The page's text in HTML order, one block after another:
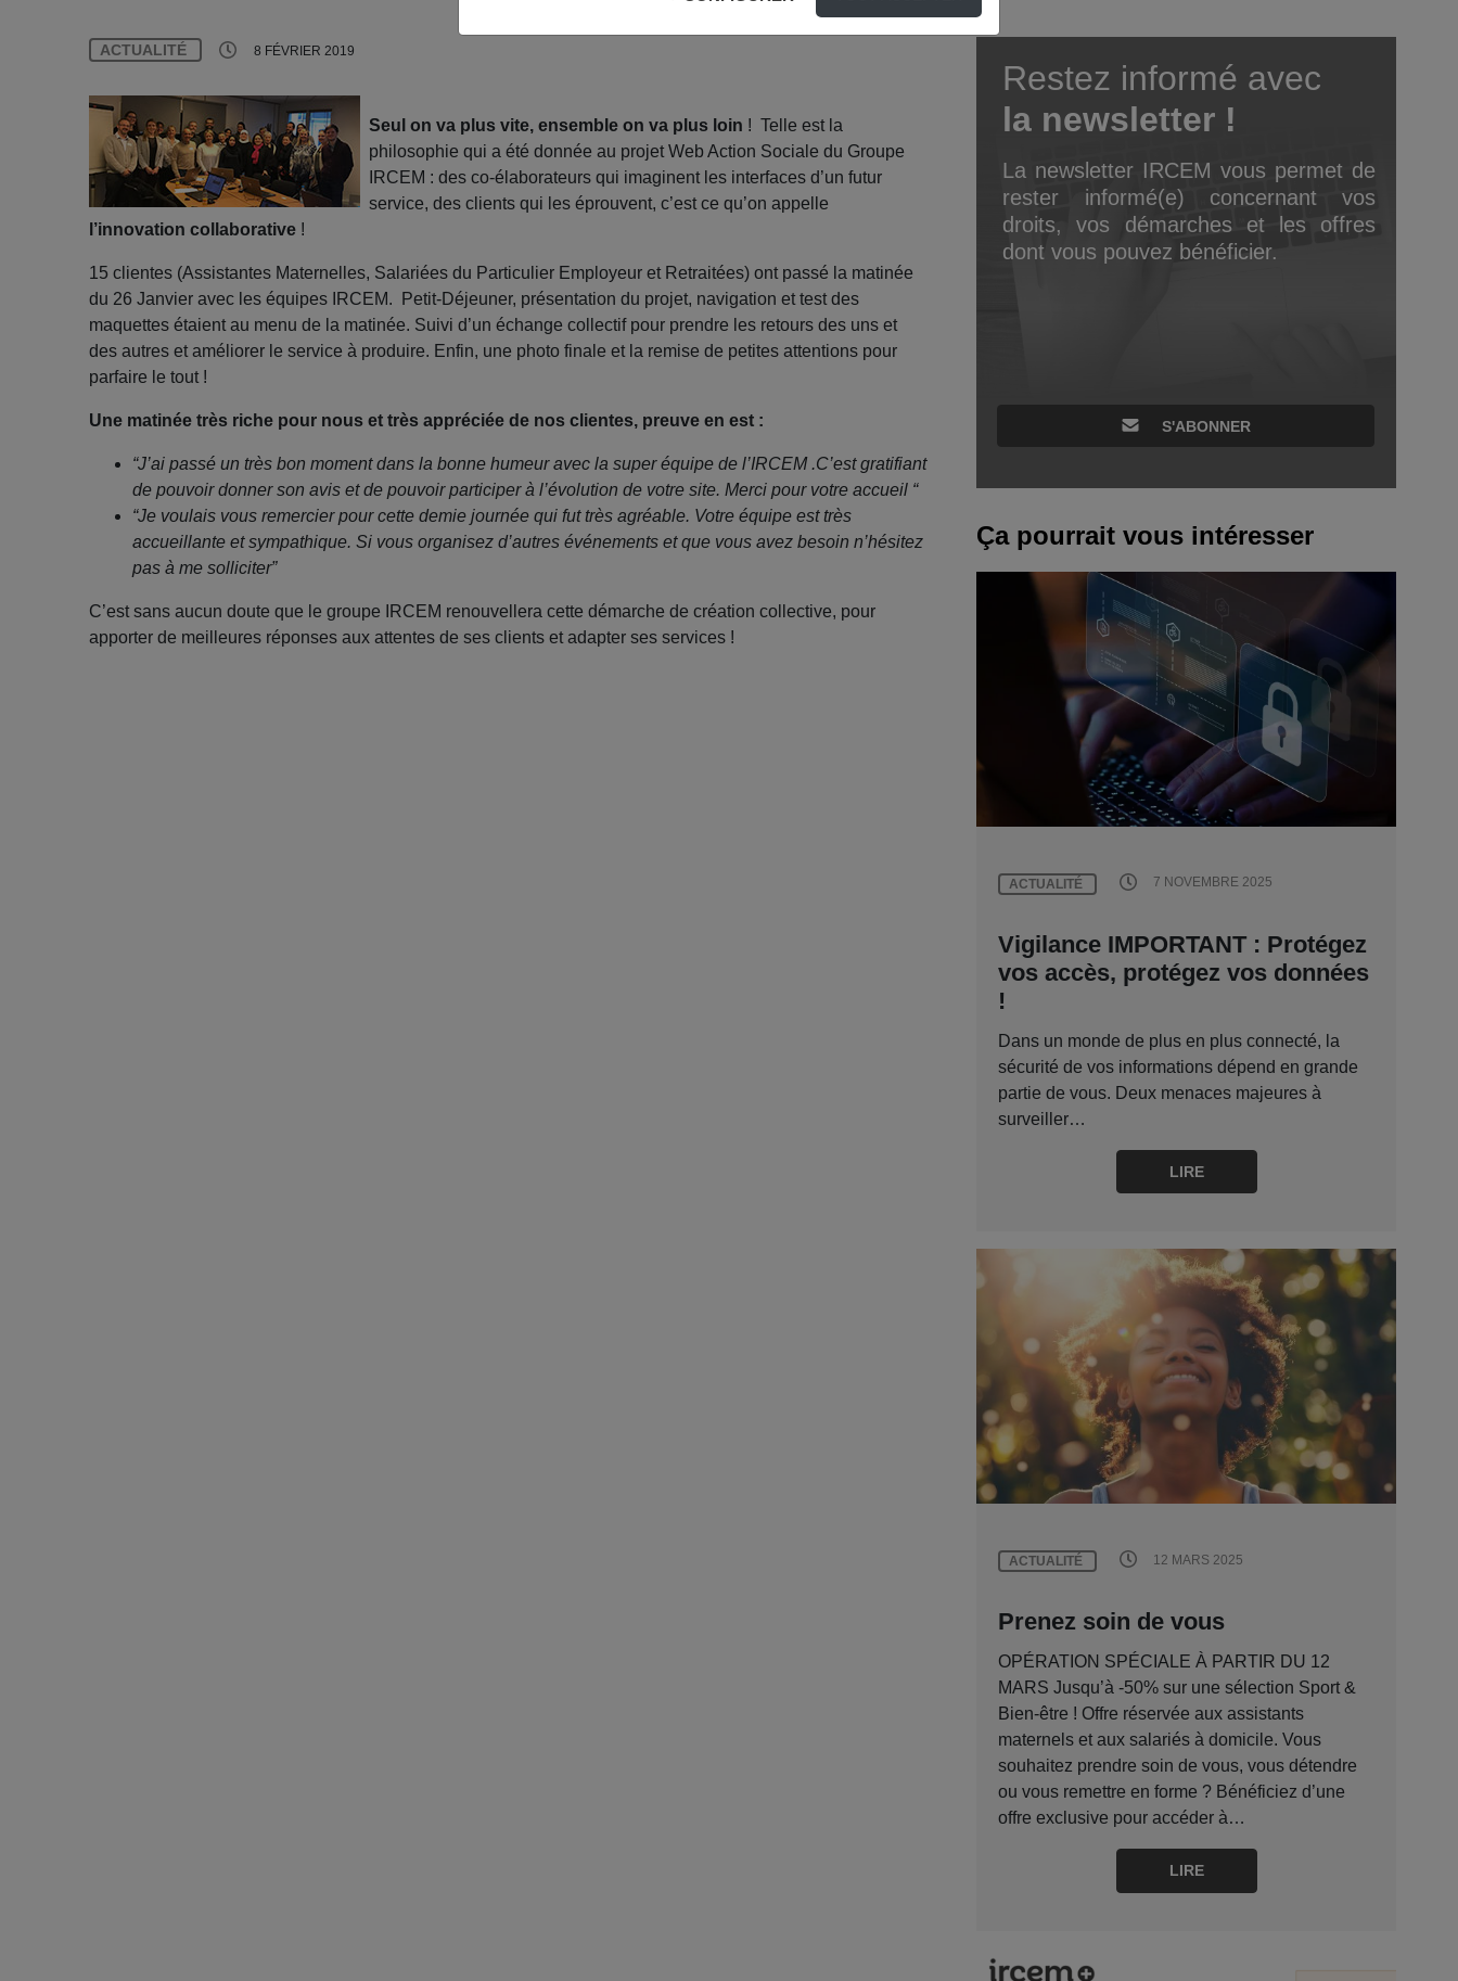
ACTUALITÉ 8 FÉVRIER 2019
Seul on va plus vite, ensemble on va plus loin ! Telle est la
philosophie qui a été donnée au projet Web Action Sociale du Groupe
IRCEM : des co-élaborateurs qui imaginent les interfaces d’un futur
service, des clients qui les éprouvent, c’est ce qu’on appelle
l’innovation collaborative !
15 clientes (Assistantes Maternelles, Salariées du Particulier Employeur et Retraitées) ont passé la matinée
du 26 Janvier avec les équipes IRCEM. Petit-Déjeuner, présentation du projet, navigation et test des
maquettes étaient au menu de la matinée. Suivi d’un échange collectif pour prendre les retours des uns et
des autres et améliorer le service à produire. Enfin, une photo finale et la remise de petites attentions pour
parfaire le tout !
Une matinée très riche pour nous et très appréciée de nos clientes, preuve en est :
“J’ai passé un très bon moment dans la bonne humeur avec la super équipe de l’IRCEM .C’est gratifiant
de pouvoir donner son avis et de pouvoir participer à l’évolution de votre site. Merci pour votre accueil “
“Je voulais vous remercier pour cette demie journée qui fut très agréable. Votre équipe est très
accueillante et sympathique. Si vous organisez d’autres événements et que vous avez besoin n’hésitez
pas à me solliciter”
C’est sans aucun doute que le groupe IRCEM renouvellera cette démarche de création collective, pour
apporter de meilleures réponses aux attentes de ses clients et adapter ses services !
Restez informé avec
la newsletter !
La newsletter IRCEM vous permet de
rester informé(e) concernant vos
droits, vos démarches et les offres
dont vous pouvez bénéficier.
S'ABONNER
Ça pourrait vous intéresser
ACTUALITÉ 7 NOVEMBRE 2025
Vigilance IMPORTANT : Protégez
vos accès, protégez vos données
!
Dans un monde de plus en plus connecté, la
sécurité de vos informations dépend en grande
partie de vous. Deux menaces majeures à
surveiller…
LIRE
ACTUALITÉ 12 MARS 2025
Prenez soin de vous
OPÉRATION SPÉCIALE À PARTIR DU 12
MARS Jusqu’à -50% sur une sélection Sport &
Bien-être ! Offre réservée aux assistants
maternels et aux salariés à domicile. Vous
souhaitez prendre soin de vous, vous détendre
ou vous remettre en forme ? Bénéficiez d’une
offre exclusive pour accéder à…
LIRE